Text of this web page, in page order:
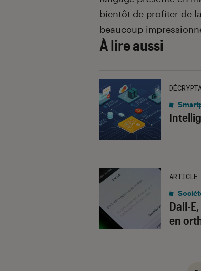
bientôt de profiter de
beaucoup
À lire aussi
Dall-
en
ARTICLE